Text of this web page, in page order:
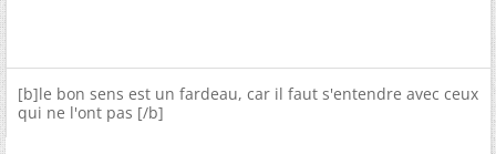
[b]le bon sens est un fardeau, car il faut s'entendre avec ceux
qui ne l'ont pas [/b]